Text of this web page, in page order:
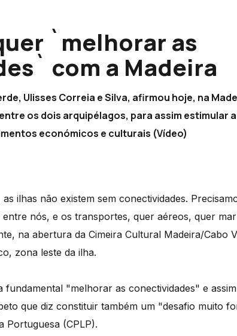
`melhorar as
com a Madeira
Ulisses Correia e Silva, afirmou hoje, na
os dois arquipélagos, para assim estimular
económicos e culturais (Vídeo)
ilhas não existem sem conectividades.
nós, e os transportes, quer aéreos, quer
na abertura da Cimeira Cultural Madeira/Cabo
zona leste da ilha.
fundamental "melhorar as conectividades" e
que diz constituir também um "desafio muito
Portuguesa (CPLP).